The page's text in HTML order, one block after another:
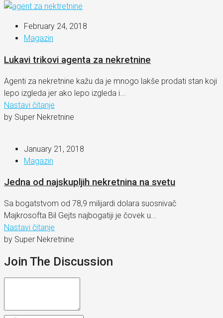
February 24, 2018
Magazin
Lukavi trikovi agenta za nekretnine
Agenti za nekretnine kažu da je mnogo lakše prodati stan koji
lepo izgleda jer ako lepo izgleda i...
Nastavi čitanje
by Super Nekretnine
January 21, 2018
Magazin
Jedna od najskupljih nekretnina na svetu
Sa bogatstvom od 78,9 milijardi dolara suosnivač
Majkrosofta Bil Gejts najbogatiji je čovek u...
Nastavi čitanje
by Super Nekretnine
Join The Discussion